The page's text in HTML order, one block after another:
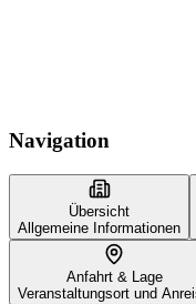
Navigation
Übersicht
Allgemeine Informationen
Anfahrt & Lage
Veranstaltungsort und